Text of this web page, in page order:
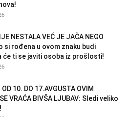
NESTALA VEĆ JE JAČA NEGO
si rođena u ovom znaku budi
će ti se javiti osoba iz prošlosti!
OD 10. DO 17.AVGUSTA OVIM
VRAĆA BIVŠA LJUBAV: Sledi veliko